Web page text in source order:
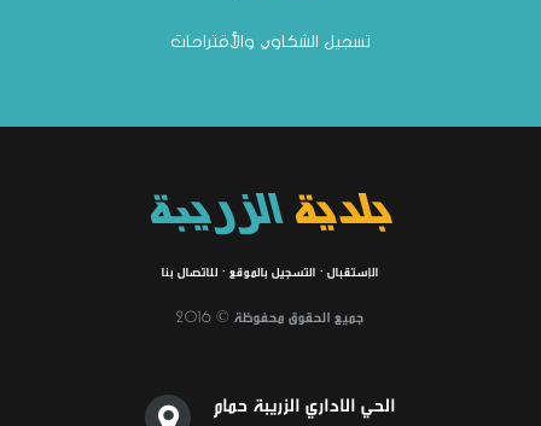
تسجيل الشكاوي والأقتراحات
بلديةالزريبة
للاتصال بنا · التسجيل بالموقع · الإستقبال
جميع الحقوق محفوظة © 2016
الحي الاداري الزريبة حمام